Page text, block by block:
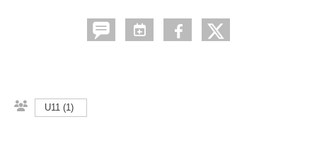
U11 (1)